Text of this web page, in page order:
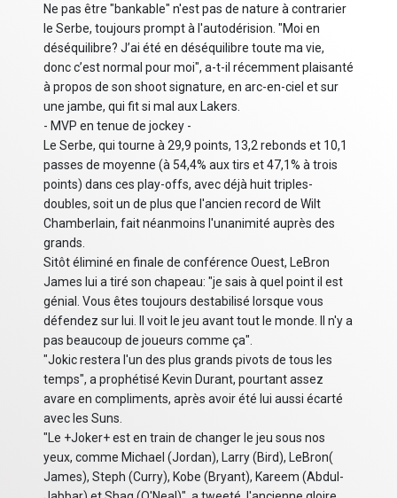
Ne pas être "bankable" n'est pas de nature à contrarier
le Serbe, toujours prompt à l'autodérision. "Moi en
déséquilibre? J’ai été en déséquilibre toute ma vie,
donc c’est normal pour moi", a-t-il récemment plaisanté
à propos de son shoot signature, en arc-en-ciel et sur
une jambe, qui fit si mal aux Lakers.
- MVP en tenue de jockey -
Le Serbe, qui tourne à 29,9 points, 13,2 rebonds et 10,1
passes de moyenne (à 54,4% aux tirs et 47,1% à trois
points) dans ces play-offs, avec déjà huit triples-
doubles, soit un de plus que l'ancien record de Wilt
Chamberlain, fait néanmoins l'unanimité auprès des
grands.
Sitôt éliminé en finale de conférence Ouest, LeBron
James lui a tiré son chapeau: "je sais à quel point il est
génial. Vous êtes toujours destabilisé lorsque vous
défendez sur lui. Il voit le jeu avant tout le monde. Il n'y a
pas beaucoup de joueurs comme ça".
"Jokic restera l'un des plus grands pivots de tous les
temps", a prophétisé Kevin Durant, pourtant assez
avare en compliments, après avoir été lui aussi écarté
avec les Suns.
"Le +Joker+ est en train de changer le jeu sous nos
yeux, comme Michael (Jordan), Larry (Bird), LeBron(
James), Steph (Curry), Kobe (Bryant), Kareem (Abdul-